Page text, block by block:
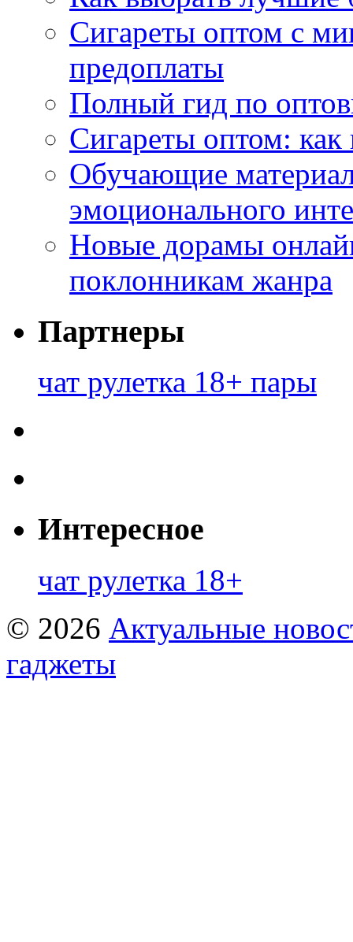
Сигареты оптом с
предоплаты
Полный гид по
Сигареты оптом:
Обучающие
эмоционального
Новые дорамы
поклонникам жанра
Партнеры
чат рулетка 18+ пары
Интересное
чат рулетка 18+
© 2026 Актуальные
гаджеты